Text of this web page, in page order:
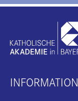
INFORMATION